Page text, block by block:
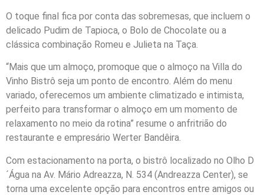
O toque final fica por conta das sobremesas, que incluem o
delicado Pudim de Tapioca, o Bolo de Chocolate ou a
clássica combinação Romeu e Julieta na Taça.
“Mais que um almoço, promoque que o almoço na Villa do
Vinho Bistrô seja um ponto de encontro. Além do menu
variado, oferecemos um ambiente climatizado e intimista,
perfeito para transformar o almoço em um momento de
relaxamento no meio da rotina” resume o anfritrião do
restaurante e empresário Werter Bandêira.
Com estacionamento na porta, o bistrô localizado no Olho D
´Água na Av. Mário Adreazza, N. 534 (Andreazza Center), se
torna uma excelente opção para encontros entre amigos ou